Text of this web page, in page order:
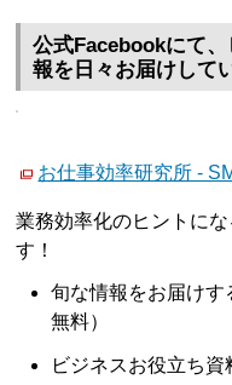
公式Facebookにて
報を日々お届けして
お仕事効率研究所 -
業務効率化のヒントに
す！
旬な情報をお届けす
無料）
ビジネスお役立ち資